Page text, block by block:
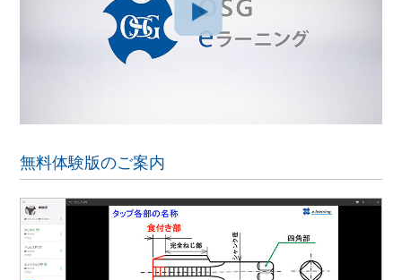
無料体験版のご案内